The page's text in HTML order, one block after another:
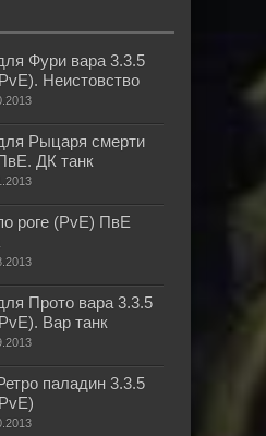
Фури вара 3.3.5
Неистовство
Рыцаря смерти
ДК танк
роге (PvE) ПвЕ
Прото вара 3.3.5
Вар танк
паладин 3.3.5